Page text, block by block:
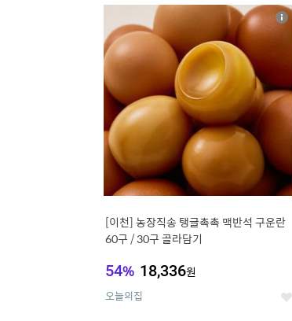
13
[이천] 농장직송 탱글촉촉 맥반석 구운란
60구 / 30구 골라담기
54% 18,336원
오늘의집 좋
상
세